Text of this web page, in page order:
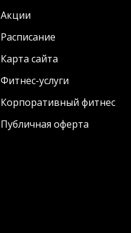
Акции
Расписание
Карта сайта
Фитнес-услуги
Корпоративный фитнес
Публичная оферта